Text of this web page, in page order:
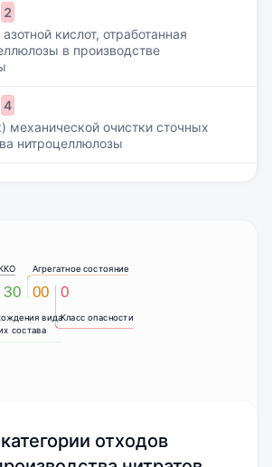
2
кислот, отработанная
в производстве
4
механической очистки сточных
нитроцеллюлозы
вида
состава
30
Агрегатное состояние
00
Класс опасности
0
отходов